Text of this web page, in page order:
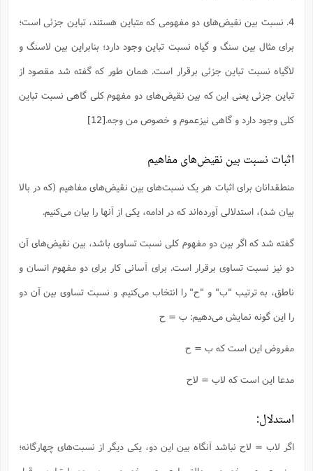
4. نسبت بین نقیض‌های دو مفهومی که متباین هستند، تباین جزئی است؛
برای مثال بین سنگ و گیاه نسبت تباین وجود دارد؛ بنابراین بین لاسنگ و
لاگیاه نسبت تباین جزئی برقرار است. همان طور که گفته شد مقصود از
تباین جزئی یعنی این که بین نقیض‌های دو مفهوم کلی گاهی نسبت تباین
کلی وجود دارد و گاهی نیزعموم و خصوص من وجه.[12]
اثبات نسبت‌ بین نقیض‌های مفاهیم
منطقدانان برای اثبات هر یک نسبت‌های بین نقیض‌های مفاهیم (که در بالا
بیان شد)، استدلالی آورده‌‌اند که در ادامه، یکی از آنها را بیان می‌کنیم.
گفته شد که اگر بین دو مفهوم کلی نسبت تساوی باشد، بین نقیض‌های آن
دو نیز نسبت تساوی برقرار است. برای آسانی کار برای دو مفهوم انسان و
ناطق، به ترتیب "ب" و "ح" را انتخاب می‌کنیم. و نسبت تساوی بین آن دو
را این گونه نمایش می‌دهیم: ب = ح
مفروض این است که ب = ح
مدعا این است که لاب = لاح
استدلال:
اگر لاب = لاح نباشد آنگاه بین این دو، یکی دیگر از نسبت‌های چهارگانه؛